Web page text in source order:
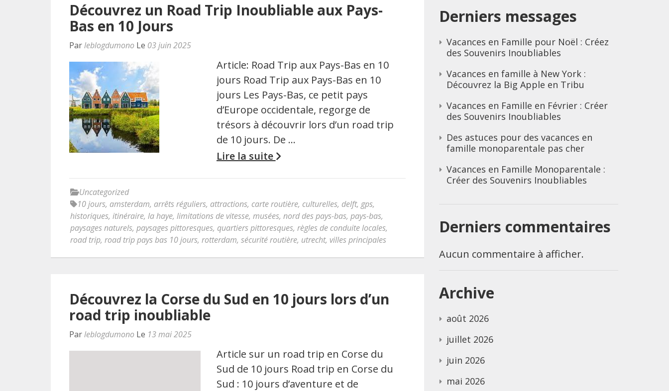
Découvrez un Road Trip Inoubliable aux Pays-
Bas en 10 Jours
Parleblogdumono Le 03 juin 2025
Article: Road Trip aux Pays-Bas en 10
jours Road Trip aux Pays-Bas en 10
jours Les Pays-Bas, ce petit pays
d’Europe occidentale, regorge de
trésors à découvrir lors d’un road trip
de 10 jours. De …
Lire la suite
Uncategorized
10 jours, amsterdam, arrêts réguliers, attractions, carte routière, culturelles, delft, gps,
historiques, itinéraire, la haye, limitations de vitesse, musées, nord des pays-bas, pays-bas,
paysages naturels, paysages pittoresques, quartiers pittoresques, règles de conduite locales,
road trip, road trip pays bas 10 jours, rotterdam, sécurité routière, utrecht, villes principales
Découvrez la Corse du Sud en 10 jours lors d’un
road trip inoubliable
Parleblogdumono Le 13 mai 2025
Article sur un road trip en Corse du
Sud de 10 jours Road trip en Corse du
Sud : 10 jours d’aventure et de
Derniers messages
Vacances en Famille pour Noël : Créez
des Souvenirs Inoubliables
Vacances en famille à New York :
Découvrez la Big Apple en Tribu
Vacances en Famille en Février : Créer
des Souvenirs Inoubliables
Des astuces pour des vacances en
famille monoparentale pas cher
Vacances en Famille Monoparentale :
Créer des Souvenirs Inoubliables
Derniers commentaires
Aucun commentaire à afficher.
Archive
août 2026
juillet 2026
juin 2026
mai 2026